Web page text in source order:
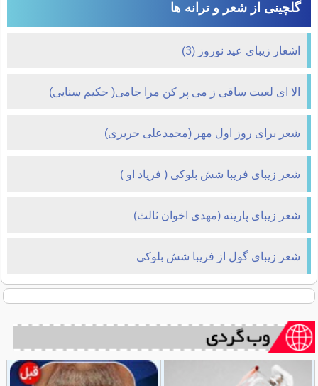
گلچینی از شعر و ترانه ها
اشعار زیبای عید نوروز (3)
الا ای لعبت ساقی ز می پر کن مرا جامی( حکیم سنایی)
شعر برای روز اول مهر (محمدعلی حریری)
شعر زیبای فریبا شش بلوکی ( فریاد او )
شعر زیبای پارینه (مهدی اخوان ثالث)
شعر زیبای گول از فریبا شش بلوکی